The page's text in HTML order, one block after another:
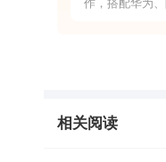
相关阅读